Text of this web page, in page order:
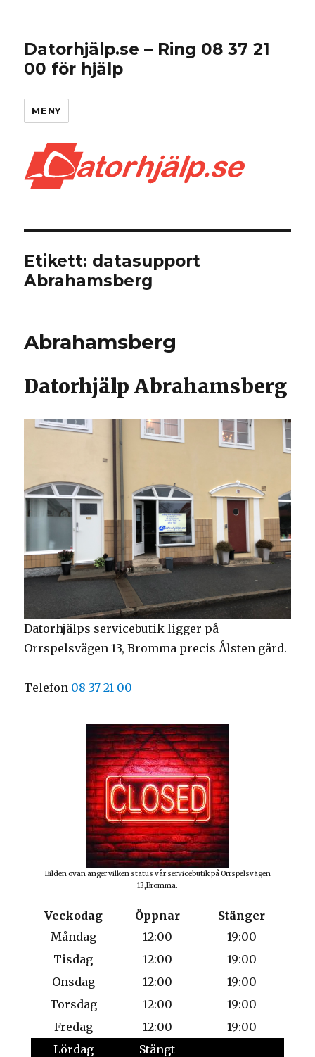
Datorhjälp.se – Ring 08 37 21
00 för hjälp
MENY
Etikett: datasupport
Abrahamsberg
Abrahamsberg
Datorhjälp Abrahamsberg
Datorhjälps servicebutik ligger på
Orrspelsvägen 13, Bromma precis Ålsten gård.
Telefon 08 37 21 00
Bilden ovan anger vilken status vår servicebutik på Orrspelsvägen
13,Bromma.
Veckodag Öppnar
Stänger
Måndag
12:00
19:00
Tisdag
12:00
19:00
Onsdag
12:00
19:00
Torsdag
12:00
19:00
Fredag
12:00
19:00
Lördag
Stängt